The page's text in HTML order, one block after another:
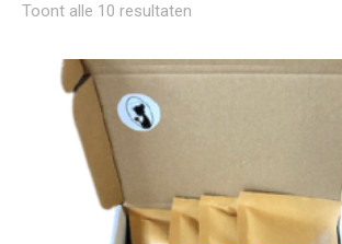
Toont alle 10 resultaten